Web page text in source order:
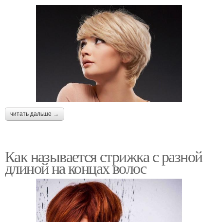
читать дальше →
Как называется стрижка с разной
длиной на концах волос